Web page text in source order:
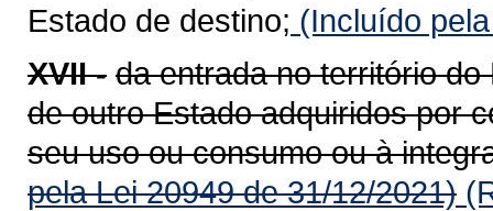
Estado de destino; (Incluído
XVII - da entrada no território
de outro Estado adquiridos por
seu uso ou consumo ou à
pela Lei 20949 de 31/12/2021)